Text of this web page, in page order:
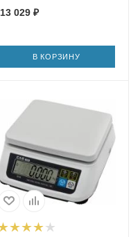
13 029₽
В КОРЗИНУ